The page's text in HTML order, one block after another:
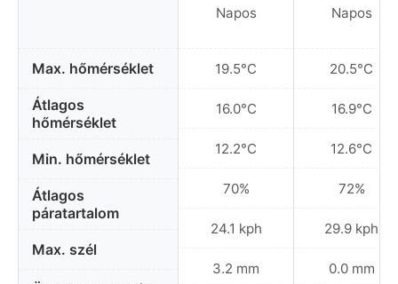
Max. hőmérséklet
Átlagos
hőmérséklet
Min. hőmérséklet
Átlagos
páratartalom
Max. szél
Napos
19.5°C
16.0°C
12.2°C
70%
24.1 kph
3.2 mm
Napos
20.5°C
16.9°C
12.6°C
72%
29.9 kph
0.0 mm